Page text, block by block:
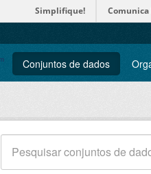
Simplifique! Comunica
Conjuntos de dados